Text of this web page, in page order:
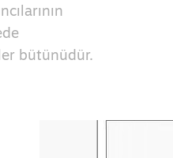
bütünüdür.